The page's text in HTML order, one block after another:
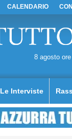
CALENDARIO
8 agosto ore
Le Interviste